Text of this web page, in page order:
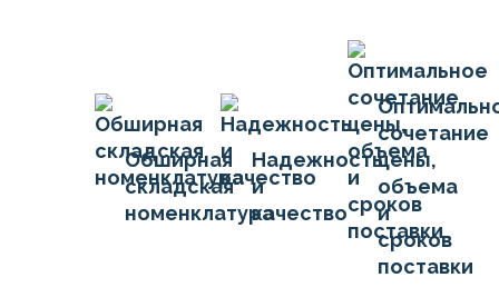
Обширная
складская
номенклатура
Надежность
и
качество
сочетание
цены,
объема
и
сроков
поставки